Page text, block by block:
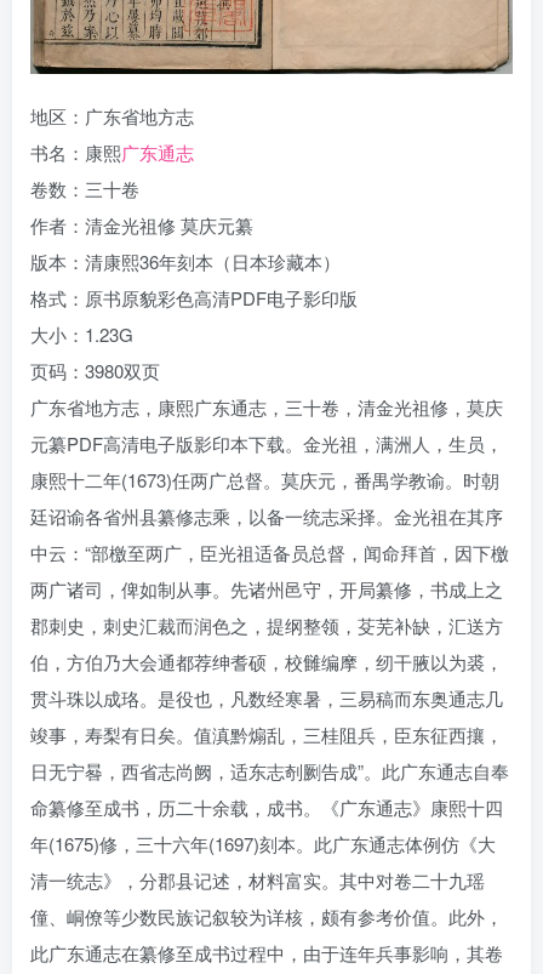
地区：广东省地方志
书名：康熙广东通志
卷数：三十卷
作者：清金光祖修 莫庆元纂
版本：清康熙36年刻本（日本珍藏本）
格式：原书原貌彩色高清PDF电子影印版
大小：1.23G
页码：3980双页
广东省地方志，康熙广东通志，三十卷，清金光祖修，莫庆
元纂PDF高清电子版影印本下载。金光祖，满洲人，生员，
康熙十二年(1673)任两广总督。莫庆元，番禺学教谕。时朝
廷诏谕各省州县纂修志乘，以备一统志采择。金光祖在其序
中云：“部檄至两广，臣光祖适备员总督，闻命拜首，因下檄
两广诸司，俾如制从事。先诸州邑守，开局纂修，书成上之
郡刺史，刺史汇裁而润色之，提纲整领，芟芜补缺，汇送方
伯，方伯乃大会通都荐绅耆硕，校雠编摩，纫干腋以为裘，
贯斗珠以成珞。是役也，凡数经寒暑，三易稿而东奥通志几
竣事，寿梨有日矣。值滇黔煽乱，三桂阻兵，臣东征西攘，
日无宁晷，西省志尚阙，适东志剞劂告成”。此广东通志自奉
命纂修至成书，历二十余载，成书。《广东通志》康熙十四
年(1675)修，三十六年(1697)刻本。此广东通志体例仿《大
清一统志》，分郡县记述，材料富实。其中对卷二十九瑶
僮、峒僚等少数民族记叙较为详核，颇有参考价值。此外，
此广东通志在纂修至成书过程中，由于连年兵事影响，其卷